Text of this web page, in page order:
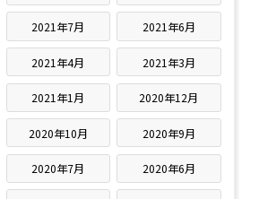
2021年7月 2021年6月
2021年4月 2021年3月
2021年1月 2020年12月
2020年10月 2020年9月
2020年7月 2020年6月